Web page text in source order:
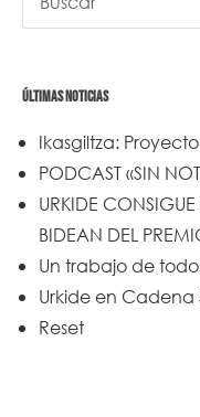
ÚLTIMAS NOTICIAS
Ikasgiltza:
PODCAST «SIN
URKIDE
BIDEAN DEL
Un trabajo de
Urkide en Cadena
Reset